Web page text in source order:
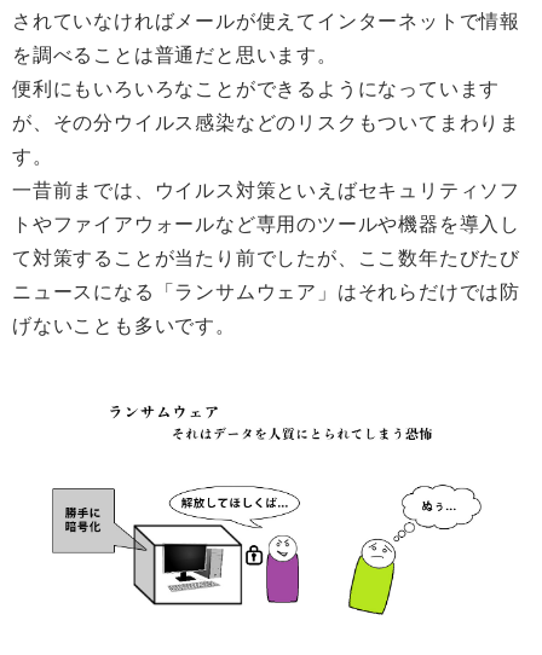
されていなければメールが使えてインターネットで情報
を調べることは普通だと思います。
便利にもいろいろなことができるようになっています
が、その分ウイルス感染などのリスクもついてまわりま
す。
一昔前までは、ウイルス対策といえばセキュリティソフ
トやファイアウォールなど専用のツールや機器を導入し
て対策することが当たり前でしたが、ここ数年たびたび
ニュースになる「ランサムウェア」はそれらだけでは防
げないことも多いです。